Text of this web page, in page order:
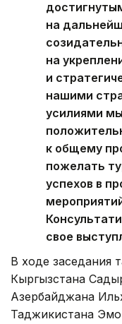
на
на
и
нашими
усилиями
к общему
пожелать
успехов в
свое
В ходе заседания
Кыргызстана
Азербайджана
Таджикистана